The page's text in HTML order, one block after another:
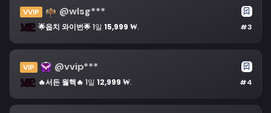
VVIP @wlsg***
🌟옵치 와이번🌟1일 15,999 ₩. #3
VIP @vvip***
🔥서든 월핵🔥 1일 12,999 ₩. #4